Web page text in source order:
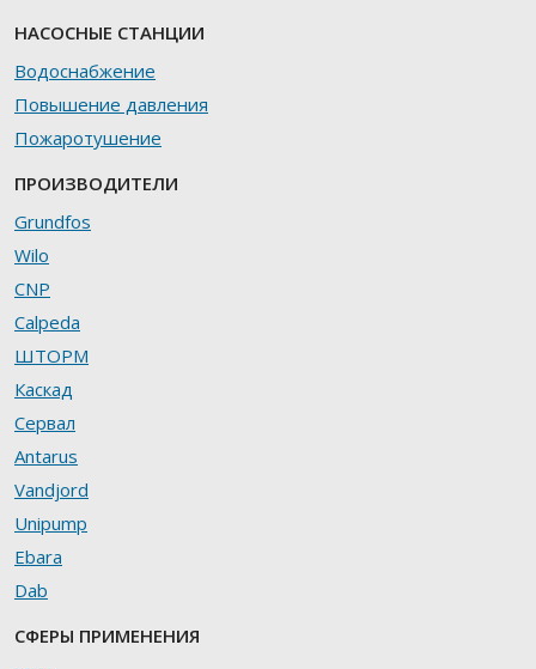
НАСОСНЫЕ СТАНЦИИ
Водоснабжение
Повышение давления
Пожаротушение
ПРОИЗВОДИТЕЛИ
Grundfos
Wilo
CNP
Calpeda
ШТОРМ
Каскад
Сервал
Antarus
Vandjord
Unipump
Ebara
Dab
СФЕРЫ ПРИМЕНЕНИЯ